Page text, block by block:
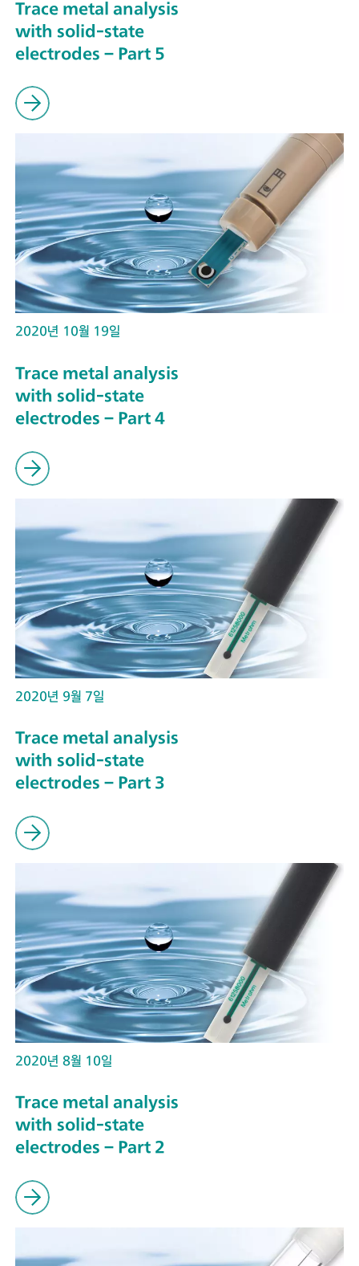
Trace metal analysis
with solid-state
electrodes – Part 5
2020년 10월 19일
Trace metal analysis
with solid-state
electrodes – Part 4
2020년 9월 7일
Trace metal analysis
with solid-state
electrodes – Part 3
2020년 8월 10일
Trace metal analysis
with solid-state
electrodes – Part 2